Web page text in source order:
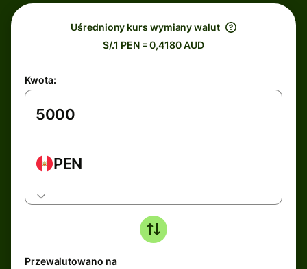
Uśredniony kurs wymiany walut
S/.1 PEN = 0,4180 AUD
Kwota:
PEN
Przewalutowano na